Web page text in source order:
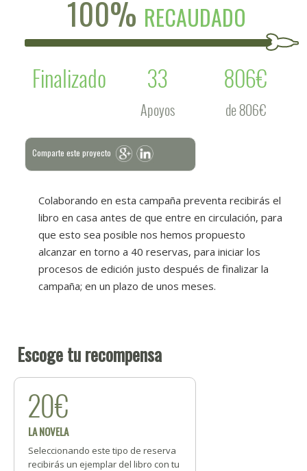
100% RECAUDADO
Finalizado
33
Apoyos
806€
de 806€
Comparte este proyecto
Colaborando en esta campaña preventa recibirás el
libro en casa antes de que entre en circulación, para
que esto sea posible nos hemos propuesto
alcanzar en torno a 40 reservas, para iniciar los
procesos de edición justo después de finalizar la
campaña; en un plazo de unos meses.
Escoge tu recompensa
20€
LA NOVELA
Seleccionando este tipo de reserva
recibirás un ejemplar del libro con tu